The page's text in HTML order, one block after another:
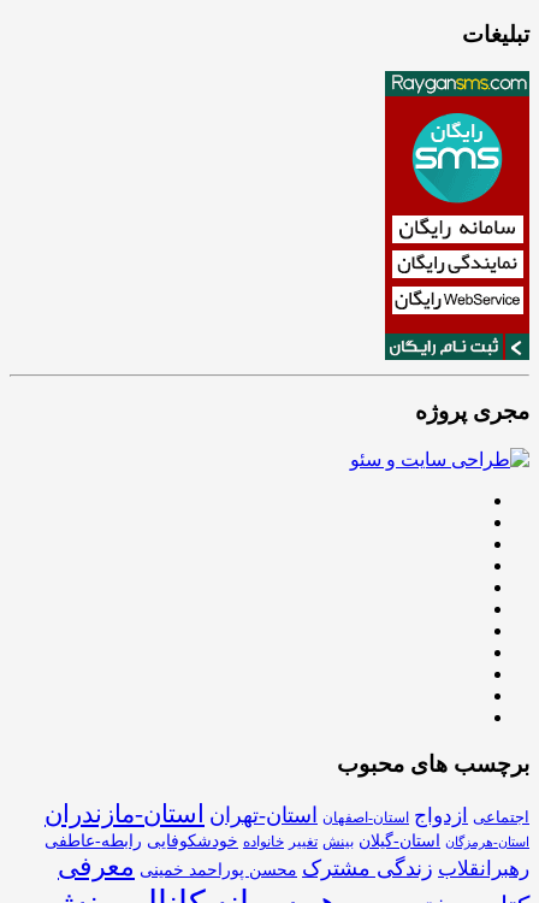
تبلیغات
مجری پروژه
برچسب های محبوب
اجتماعی ازدواج استان-اصفهان استان-تهران استان-مازندران
استان-هرمزگان استان-گیلان بینش تغییر خانواده خودشکوفایی رابطه-عاطفی
رهبرانقلاب زندگی مشترک محسن پوراحمد خمینی معرفی